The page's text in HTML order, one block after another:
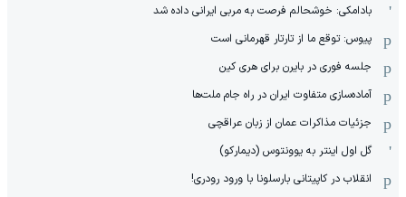
بادامکی: خوشحالم فرصت به مربی ایرانی داده شد
پیوس: توقع ما از تارتار قهرمانی است
جلسه فوری در بایرن برای هری کین
آماده‌سازی متفاوت ایران در راه جام ملت‌ها
جزئیات مذاکرات عمان از زبان عراقچی
گل اول اینتر به یوونتوس (دیمارکو)
انقلاب در کاپیتانی بارسلونا با ورود رودری!